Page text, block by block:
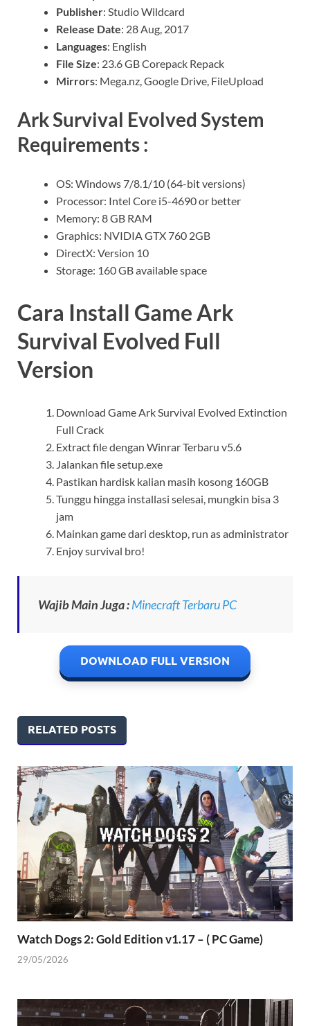
Publisher: Studio Wildcard
Release Date: 28 Aug, 2017
Languages: English
File Size: 23.6 GB Corepack Repack
Mirrors: Mega.nz, Google Drive, FileUpload
Ark Survival Evolved System
Requirements :
OS: Windows 7/8.1/10 (64-bit versions)
Processor: Intel Core i5-4690 or better
Memory: 8 GB RAM
Graphics: NVIDIA GTX 760 2GB
DirectX: Version 10
Storage: 160 GB available space
Cara Install Game Ark
Survival Evolved Full
Version
Download Game Ark Survival Evolved Extinction
Full Crack
Extract file dengan Winrar Terbaru v5.6
Jalankan file setup.exe
Pastikan hardisk kalian masih kosong 160GB
Tunggu hingga installasi selesai, mungkin bisa 3
jam
Mainkan game dari desktop, run as administrator
Enjoy survival bro!
Wajib Main Juga :Minecraft Terbaru PC
DOWNLOAD FULL VERSION
RELATED POSTS
Watch Dogs 2: Gold Edition v1.17 – ( PC Game)
29/05/2026